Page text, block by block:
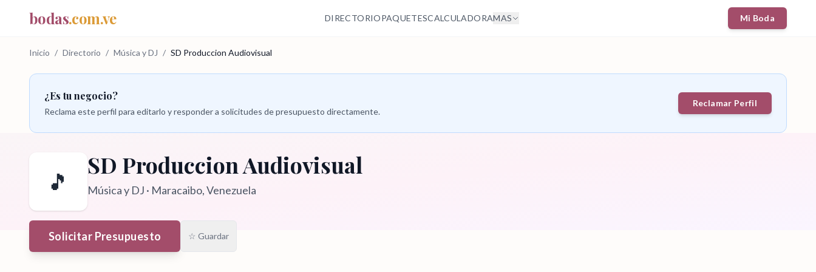
bodas.com.ve DIRECTORIOPAQUETESCALCULADORAMAS Mi Boda
Inicio / Directorio / Música y DJ / SD Produccion Audiovisual
¿Es tu negocio?
Reclama este perfil para editarlo y responder a solicitudes de presupuesto directamente.
Reclamar Perfil
🎵
SD Produccion Audiovisual
Música y DJ · Maracaibo, Venezuela
Solicitar Presupuesto ☆ Guardar